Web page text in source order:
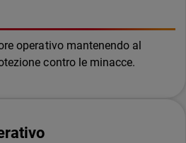
operativo mantenendo al
contro le minacce.